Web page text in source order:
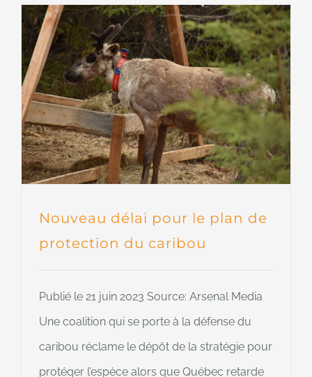
Nouveau délai pour le plan de
protection du caribou
Publié le 21 juin 2023 Source: Arsenal Media
Une coalition qui se porte à la défense du
caribou réclame le dépôt de la stratégie pour
protéger l’espèce alors que Québec retarde